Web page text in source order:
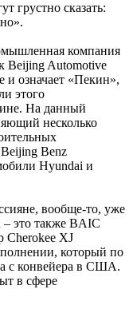
грустно сказать:
компания
Beijing Automotive
и означает «Пекин»,
этого
На данный
несколько
Benz
Hyundai и
вообще-то, уже
это также BAIC
Cherokee XJ
который по
с конвейера в США.
в сфере